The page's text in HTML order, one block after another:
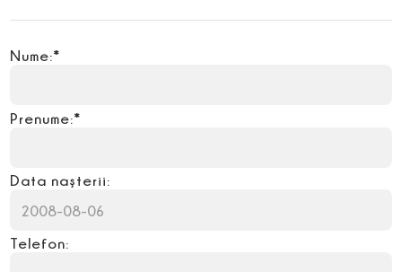
Nume:*
Prenume:*
Data naşterii:
Telefon: